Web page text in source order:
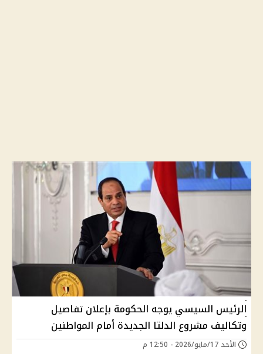
الرئيس السيسي يوجه الحكومة بإعلان تفاصيل
وتكاليف مشروع الدلتا الجديدة أمام المواطنين
الأحد 17/مايو/2026 - 12:50 م